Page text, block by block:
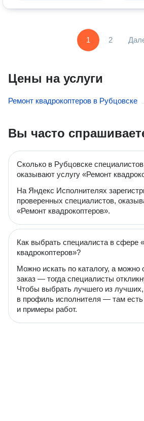
1 2
Цены на услуги
Ремонт квадрокоптеров в Рубцовске
Вы часто
Сколько в Рубцовске
оказывают услугу «Ремонт
На Яндекс Исполнителях
проверенных специалистов,
«Ремонт квадрокоптеров».
Как выбрать специалиста в сфере
квадрокоптеров»?
Можно искать по каталогу, а можно
заказ — тогда специалисты
Чтобы выбрать лучшего из лучших,
в профиль исполнителя — там
и примеры работ.